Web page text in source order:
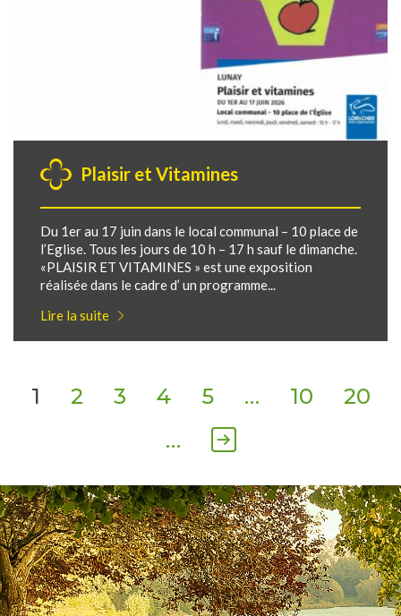
Plaisir et Vitamines
Du 1er au 17 juin dans le local communal – 10 place de
l’Eglise. Tous les jours de 10 h – 17 h sauf le dimanche.
«PLAISIR ET VITAMINES » est une exposition
réalisée dans le cadre d’ un programme...
Lire la suite
1 2 3 4 5 … 10
20
…